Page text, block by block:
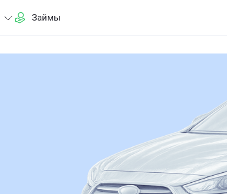
Займы